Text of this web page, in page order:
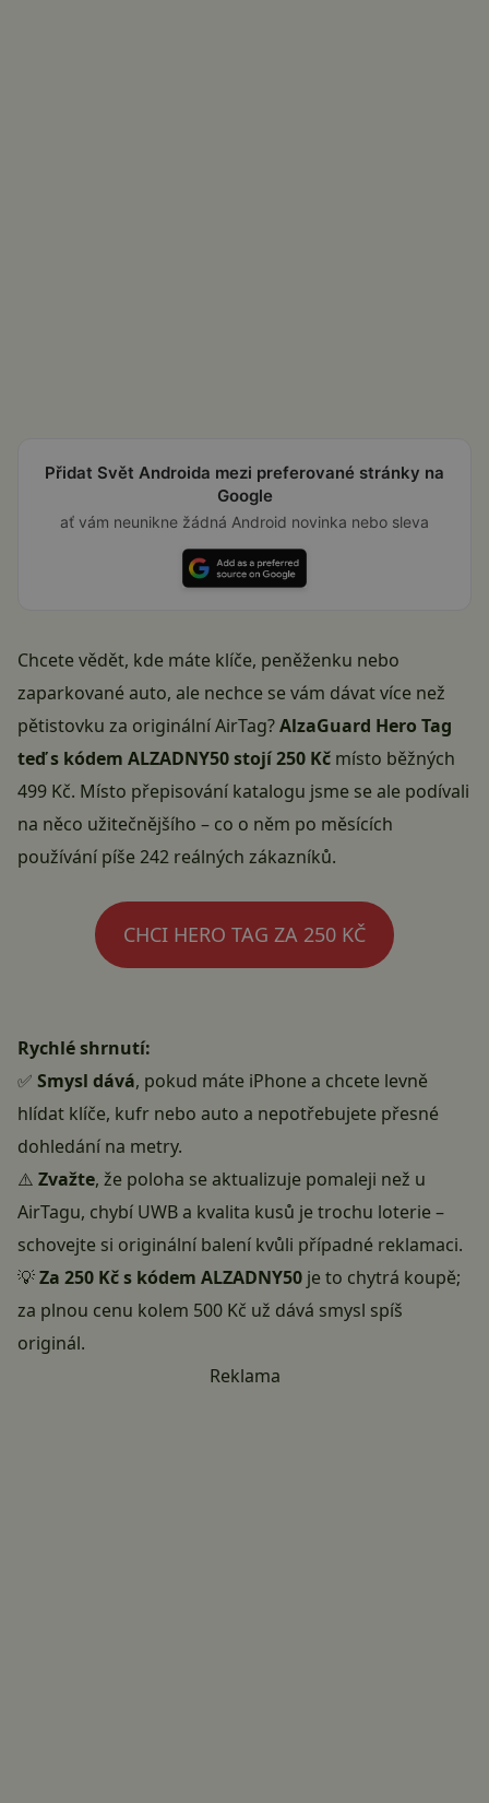
Přidat Svět Androida mezi preferované stránky na
Google
ať vám neunikne žádná Android novinka nebo sleva
Chcete vědět, kde máte klíče, peněženku nebo
zaparkované auto, ale nechce se vám dávat více než
pětistovku za originální AirTag?AlzaGuard Hero Tag
teď s kódem ALZADNY50 stojí 250 Kč místo běžných
499 Kč. Místo přepisování katalogu jsme se ale podívali
na něco užitečnějšího – co o něm po měsících
používání píše 242 reálných zákazníků.
CHCI HERO TAG ZA 250 KČ
Rychlé shrnutí:
✅ Smysl dává, pokud máte iPhone a chcete levně
hlídat klíče, kufr nebo auto a nepotřebujete přesné
dohledání na metry.
⚠️ Zvažte, že poloha se aktualizuje pomaleji než u
AirTagu, chybí UWB a kvalita kusů je trochu loterie –
schovejte si originální balení kvůli případné reklamaci.
💡Za 250 Kč s kódem ALZADNY50 je to chytrá koupě;
za plnou cenu kolem 500 Kč už dává smysl spíš
originál.
Reklama